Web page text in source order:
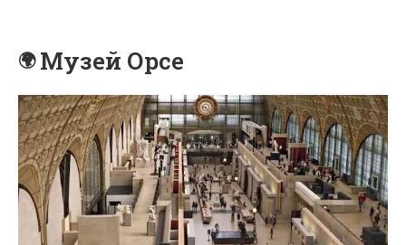
Музей Орсе
1
0
Ф
р
а
н
7
л
р
А
б
у
-
Д
а
С
а
м
С
а
м
ы
е